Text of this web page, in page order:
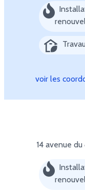
voir les
14 avenue du